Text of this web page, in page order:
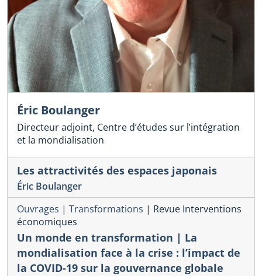
Éric Boulanger
Directeur adjoint, Centre d’études sur l’intégration
et la mondialisation
Les attractivités des espaces japonais
Éric Boulanger
Ouvrages | Transformations | Revue Interventions
économiques
Un monde en transformation | La
mondialisation face à la crise : l’impact de
la COVID-19 sur la gouvernance globale